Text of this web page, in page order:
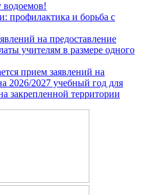
водоемов!
профилактика и борьба с
на предоставление
учителям в размере одного
прием заявлений на
2026/2027 учебный год для
закрепленной территории